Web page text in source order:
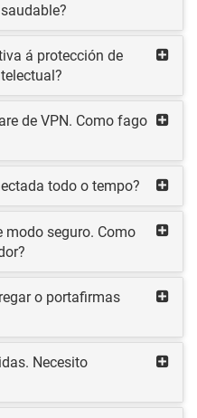
á protección de
de VPN. Como fago
todo o tempo?
modo seguro. Como
o portafirmas
Necesito